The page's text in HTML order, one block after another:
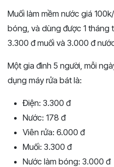
Muối làm mềm nước giá
bóng, và dùng được 1 tháng
3.300 đ muối và 3.000 đ
Một gia đình 5 người, mỗi
dụng máy rửa bát là:
Điện: 3.300 đ
Nước: 178 đ
Viên rửa: 6.000 đ
Muối: 3.300 đ
Nước làm bóng: 3.000 đ